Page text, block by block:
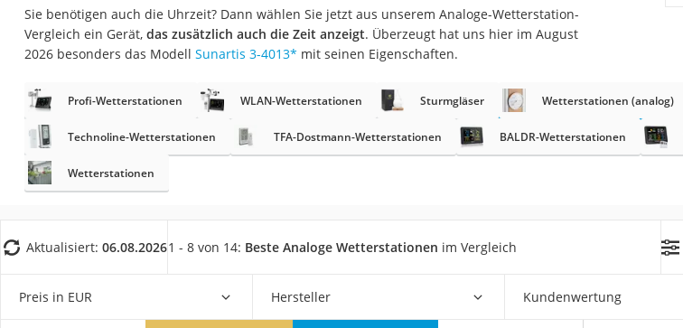
Tiefbrunnenpumpe
Fliesenschneider
Doppelschleifer
Überwachungskamera
Benzinrasenmäher mit Elektrostart
Multimeter
Gasdurchlauferhitzer
Sie benötigen auch die Uhrzeit? Dann wählen Sie jetzt aus unserem Analoge-Wetterstation-
Vergleich ein Gerät, das zusätzlich auch die Zeit anzeigt. Überzeugt hat uns hier im August
2026 besonders das Modell Sunartis 3-4013* mit seinen Eigenschaften.
Profi-Wetterstationen WLAN-Wetterstationen Sturmgläser Wetterstationen (analog)
Technoline-Wetterstationen TFA-Dostmann-Wetterstationen BALDR-Wetterstationen
Wetterstationen
Aktualisiert: 06.08.20261 - 8 von 14: Beste Analoge Wetterstationen im Vergleich
Preis in EUR Hersteller Kundenwertung